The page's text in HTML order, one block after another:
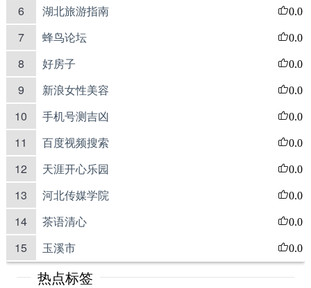
6 湖北旅游指南 0.0
7 蜂鸟论坛 0.0
8 好房子 0.0
9 新浪女性美容 0.0
10 手机号测吉凶 0.0
11 百度视频搜索 0.0
12 天涯开心乐园 0.0
13 河北传媒学院 0.0
14 茶语清心 0.0
15 玉溪市 0.0
热点标签